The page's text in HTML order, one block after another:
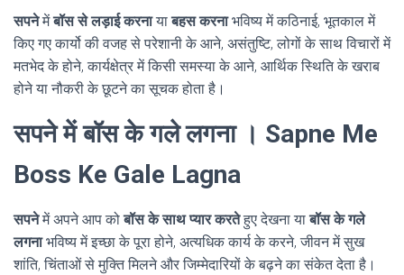
सपनेमेंबॉस से लड़ाई करनायाबहस करनाभविष्य में कठिनाई, भूतकाल में
किए गए कार्यो की वजह से परेशानी के आने, असंतुष्टि, लोगों के साथ विचारों में
मतभेद के होने, कार्यक्षेत्र में किसी समस्या के आने, आर्थिक स्थिति के खराब
होने या नौकरी के छूटने का सूचक होता है।
सपने में बॉस के गले लगना । Sapne Me
Boss Ke Gale Lagna
सपनेमें अपने आप कोबॉस के साथ प्यार करतेहुए देखना याबॉस के गले
लगनाभविष्य में इच्छा के पूरा होने, अत्यधिक कार्य के करने, जीवन में सुख
शांति, चिंताओं से मुक्ति मिलने और जिम्मेदारियों के बढ़ने का संकेत देता है।